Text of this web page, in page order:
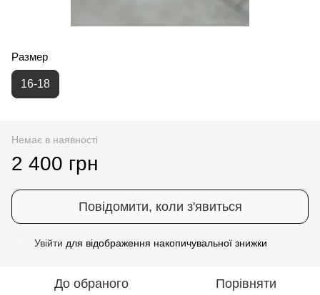
Размер
16-18
Немає в наявності
2 400 грн
Повідомити, коли з'явиться
Увійти для відображення накопичувальної знижки
До обраного Порівняти